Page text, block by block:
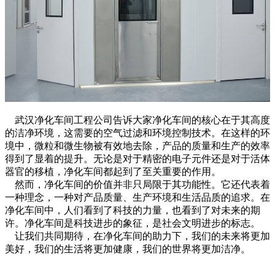
武汉净化车间工程公司告诉大家净化车间的核心在于其高度
的洁净环境，这需要的空气过滤和环境控制技术。在这样的环
境中，微粒和微生物被有效地去除，产品的质量和生产的效率
得到了显着的提升。无论是对于精密的电子元件还是对于活体
器官的移植，净化车间都起到了至关重要的作用。
然而，净化车间的价值并非只局限于其功能性。它还代表着
一种理念，一种对产品质量、生产环境和生活品质的追求。在
净化车间中，人们看到了科技的力量，也看到了对未来的期
许。净化车间是科技进步的象征，是社会文明进步的标志。
让我们共同期待，在净化车间的助力下，我们的未来将更加
美好，我们的生活将更加健康，我们的世界将更加洁净。